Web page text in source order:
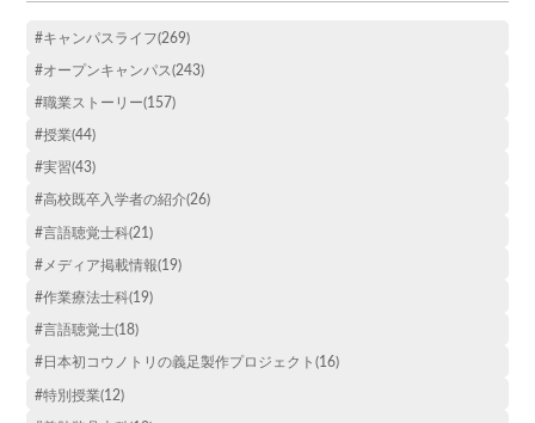
#キャンパスライフ(269)
#オープンキャンパス(243)
#職業ストーリー(157)
#授業(44)
#実習(43)
#高校既卒入学者の紹介(26)
#言語聴覚士科(21)
#メディア掲載情報(19)
#作業療法士科(19)
#言語聴覚士(18)
#日本初コウノトリの義足製作プロジェクト(16)
#特別授業(12)